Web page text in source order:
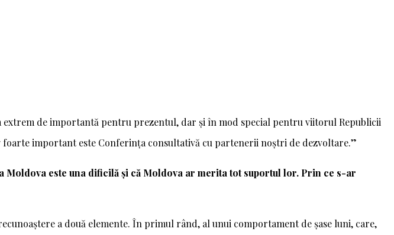
de importantă pentru prezentul, dar și în mod special pentru viitorul Republicii
important este Conferința consultativă cu partenerii noștri de dezvoltare.”
este una dificilă și că Moldova ar merita tot suportul lor. Prin ce s-ar
a două elemente. În primul rând, al unui comportament de șase luni, care,